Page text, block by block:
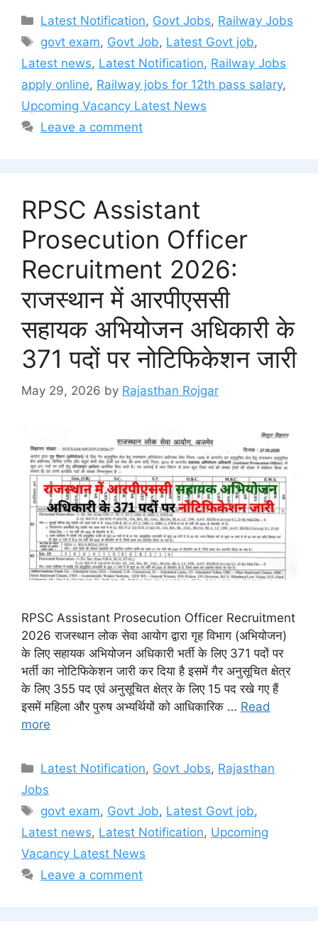
Categories
Latest Notification, Govt Jobs, Railway Jobs
Tags
govt exam, Govt Job, Latest Govt job,
Latest news, Latest Notification, Railway Jobs
apply online, Railway jobs for 12th pass salary,
Upcoming Vacancy Latest News
Leave a comment
RPSC Assistant
Prosecution Officer
Recruitment 2026:
राजस्थान में आरपीएससी
सहायक अभियोजन अधिकारी के
371 पदों पर नोटिफिकेशन जारी
May 29, 2026 by Rajasthan Rojgar
RPSC Assistant Prosecution Officer Recruitment
2026 राजस्थान लोक सेवा आयोग द्वारा गृह विभाग (अभियोजन)
के लिए सहायक अभियोजन अधिकारी भर्ती के लिए 371 पदों पर
भर्ती का नोटिफिकेशन जारी कर दिया है इसमें गैर अनुसूचित क्षेत्र
के लिए 355 पद एवं अनुसूचित क्षेत्र के लिए 15 पद रखे गए हैं
इसमें महिला और पुरुष अभ्यर्थियों को आधिकारिक … Read
more
Categories
Latest Notification, Govt Jobs, Rajasthan
Jobs
Tags
govt exam, Govt Job, Latest Govt job,
Latest news, Latest Notification, Upcoming
Vacancy Latest News
Leave a comment